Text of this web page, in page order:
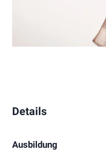
Details
Ausbildung